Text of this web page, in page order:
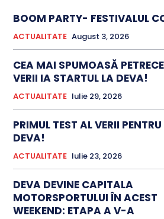
BOOM PARTY- FESTIVALUL
ACTUALITATE August 3, 2026
CEA MAI SPUMOASĂ
VERII IA STARTUL LA DEVA!
ACTUALITATE Iulie 29, 2026
PRIMUL TEST AL VERII
DEVA!
ACTUALITATE Iulie 23, 2026
DEVA DEVINE CAPITALA
MOTORSPORTULUI ÎN ACEST
WEEKEND: ETAPA A V-A